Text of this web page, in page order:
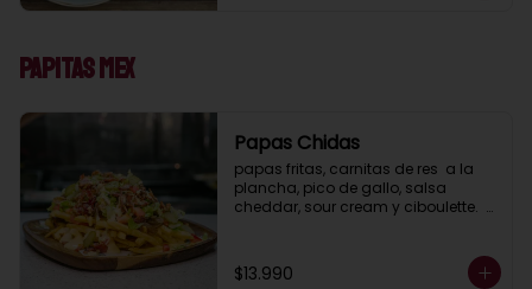
Papitas Mex
Papas Chidas
papas fritas, carnitas de res  a la
plancha, pico de gallo, salsa
cheddar, sour cream y ciboulette.
$13.990